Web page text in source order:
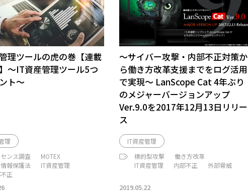
理ツールの虎の巻【連載
～IT資産管理ツール5つ
ト～
理
ンス調査
MOTEX
報保護法
IT資産管理
正
～サイバー攻撃・内部不正対策か
ら働き方改革支援までをログ活用
で実現～ LanScope Cat 4年ぶり
のメジャーバージョンアップ
Ver.9.0を2017年12月13日リリー
ス
IT資産管理
標的型攻撃
働き方改革
IT資産管理
内部不正 外部脅威
2019.05.22